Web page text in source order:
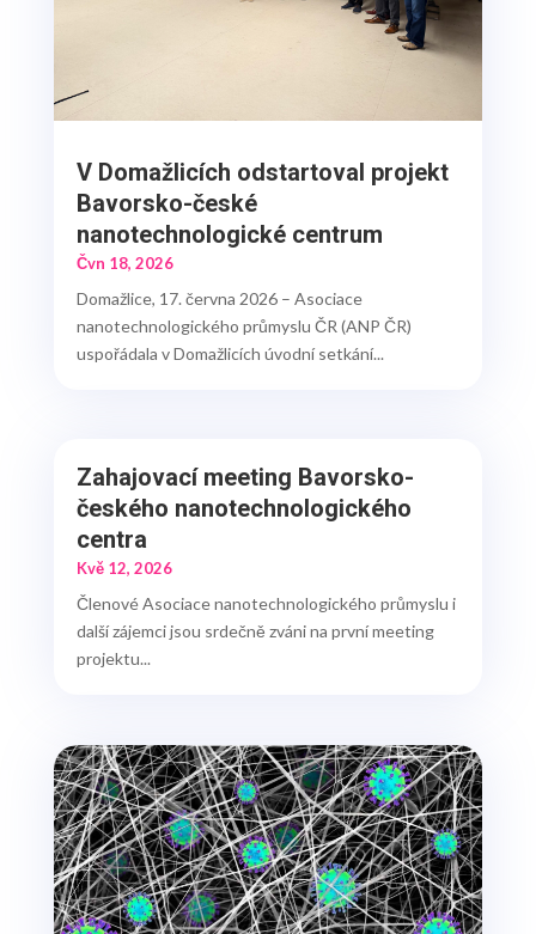
V Domažlicích odstartoval projekt
Bavorsko-české
nanotechnologické centrum
Čvn 18, 2026
Domažlice, 17. června 2026 – Asociace
nanotechnologického průmyslu ČR (ANP ČR)
uspořádala v Domažlicích úvodní setkání...
Zahajovací meeting Bavorsko-
českého nanotechnologického
centra
Kvě 12, 2026
Členové Asociace nanotechnologického průmyslu i
další zájemci jsou srdečně zváni na první meeting
projektu...